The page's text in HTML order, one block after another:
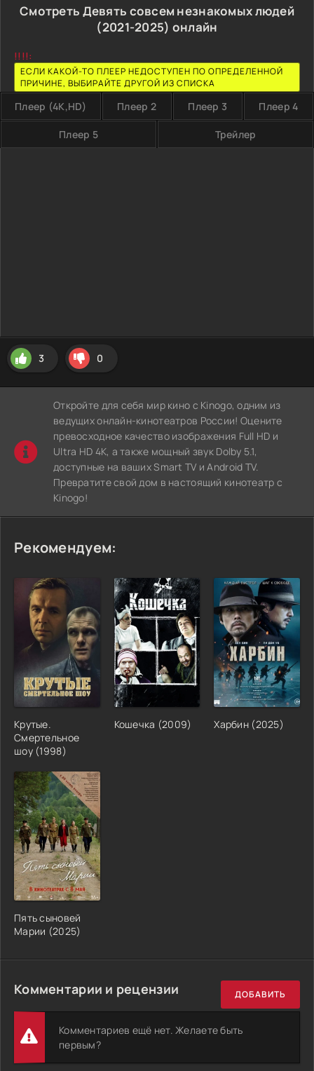
Смотреть Девять совсем незнакомых людей
(2021-2025) онлайн
!!!!:
ЕСЛИ КАКОЙ-ТО ПЛЕЕР НЕДОСТУПЕН ПО ОПРЕДЕЛЕННОЙ
ПРИЧИНЕ, ВЫБИРАЙТЕ ДРУГОЙ ИЗ СПИСКА
Плеер (4K,HD) Плеер 2 Плеер 3 Плеер 4
Плеер 5 Трейлер
3 0
Откройте для себя мир кино с Kinogo, одним из
ведущих онлайн-кинотеатров России! Оцените
превосходное качество изображения Full HD и
Ultra HD 4K, а также мощный звук Dolby 5.1,
доступные на ваших Smart TV и Android TV.
Превратите свой дом в настоящий кинотеатр с
Kinogo!
Рекомендуем:
Крутые.
Смертельное
шоу (1998)
Кошечка (2009) Харбин (2025)
Пять сыновей
Марии (2025)
Комментарии и рецензии ДОБАВИТЬ
Комментариев ещё нет. Желаете быть
первым?